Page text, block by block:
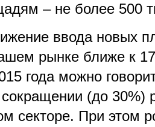
– не более 500
ввода новых
рынке ближе к
года можно
(до 30%)
секторе. При этом